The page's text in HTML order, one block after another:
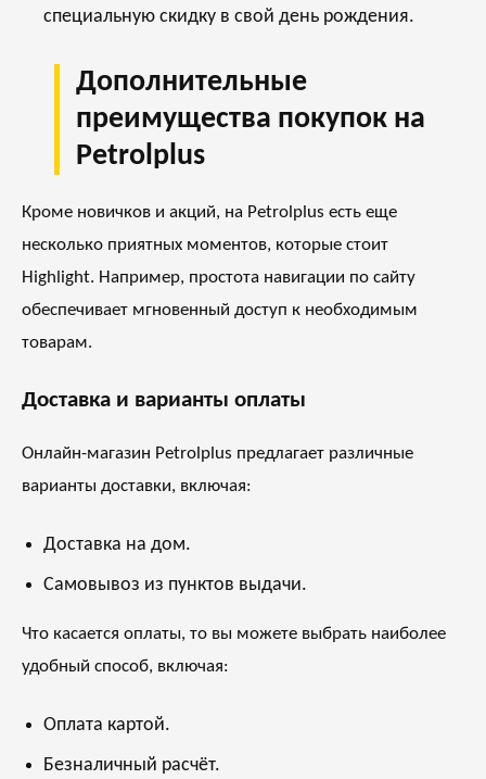
специальную скидку в свой день рождения.
Дополнительные
преимущества покупок на
Petrolplus
Кроме новичков и акций, на Petrolplus есть еще
несколько приятных моментов, которые стоит
Highlight. Например, простота навигации по сайту
обеспечивает мгновенный доступ к необходимым
товарам.
Доставка и варианты оплаты
Онлайн-магазин Petrolplus предлагает различные
варианты доставки, включая:
Доставка на дом.
Самовывоз из пунктов выдачи.
Что касается оплаты, то вы можете выбрать наиболее
удобный способ, включая:
Оплата картой.
Безналичный расчёт.